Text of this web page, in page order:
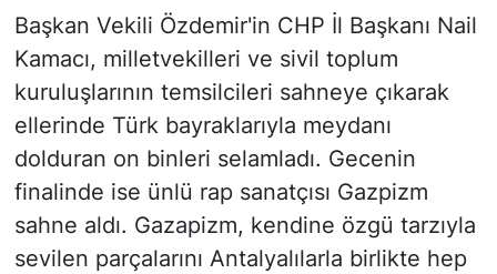
Başkan Vekili Özdemir'in CHP İl Başkanı Nail
Kamacı, milletvekilleri ve sivil toplum
kuruluşlarının temsilcileri sahneye çıkarak
ellerinde Türk bayraklarıyla meydanı
dolduran on binleri selamladı. Gecenin
finalinde ise ünlü rap sanatçısı Gazpizm
sahne aldı. Gazapizm, kendine özgü tarzıyla
sevilen parçalarını Antalyalılarla birlikte hep